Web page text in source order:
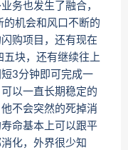
务也发生了融合，
的机会和风口不断的
购项目，还有现在
五块，还有继续往上
3分钟即可完成一
以一直长期稳定的
不会突然的死掉消
命基本上可以跟平
化，外界很少知